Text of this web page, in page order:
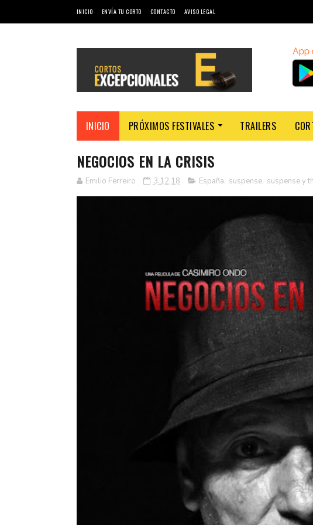
INICIO ENVÍA TU CORTO CONTACTO AVISO LEGAL
INICIO PRÓXIMOS FESTIVALES TRAILERS
NEGOCIOS EN LA CRISIS
Emilio Ferreiro 3.12.18 España, suspense, suspense y